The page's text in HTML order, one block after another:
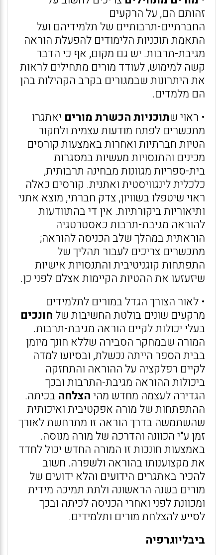
זהותם הם, על הרקעים
החברתיים-תרבותיים של תלמידיהם ועל
התאמת תוכניות הלימודים להפעלת הוראה
מגיבת-תרבות. יש גם מקום, אף כי הדבר
קשה למימוש, לעודד מורים מתחילים לראות
את היתרונות שבמגורים בקרב הקהילות בהן
הם מלמדים.
• ראוי שתוכניות הכשרת מורים יאתגרו
מתכשרים לפתח מודעות עצמית ולחקור
הטיות חברתיות ואחרות באמצעות קורסים
מכינים והתנסויות מעשיות במסגרות
בית-ספריות מגוונות מבחינה תרבותית,
כלכלית לינגוויסטית ואתנית. קורסים כאלה
ראוי שיטפלו בשוויון, צדק חברתי, מוצא אתני
ותיאוריות ביקורתיות. אין די בהתוודעות
להוראה מגיבת-תרבות כאסטרטגיה
הוראתית במהלך שלב הכניסה להוראה;
מתכשרים צריכים לעבור תהליך של
התפתחות קוגניטיבית והתנסויות אישיות
שיזעזעו את ההטיות הקיימות אצלם לפני כן.
• לאור הצורך הגדל במורים לתלמידים
מרקעים שונים בולטת החשיבות של חונכים
בעלי יכולות לקיים הוראה מגיבת-תרבות.
המורה שבמחקר הסבירה שללא חונך מיומן
בבית הספר הייתה נכשלת, ובסיועו למדה
לקיים רפלקציה על ההוראה והתחזקה
ביכולות ההוראה מגיבת-התרבות ובכך
הגדירה לעצמה מחדש מהיהצלחה בכיתה.
ההתפתחות של מורה אפקטיבית ואיכותית
שהשתמשה בדרך הוראה זו מתרחשת לאורך
זמן ע"י הכוונה והדרכה של מורה מנוסה.
באמצעות חונכות זו המורה החדש יכול לחדד
את מקצוענותו בהוראה ולשפרה. חשוב
להכיר באתגרים הידועים והלא ידועים של
מורים בשנה הראשונה ולתת תמיכה מידית
ומכוונת לפני ואחרי הכניסה לכיתה ובכך
לסייע להצלחת מורים ותלמידים.
ביבליוגרפיה